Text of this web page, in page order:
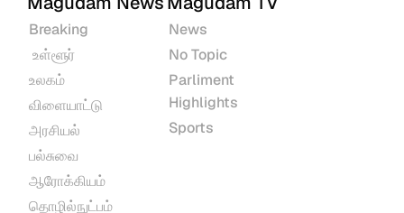
Breaking
உள்ளூர்
உலகம்
விளையாட்டு
அரசியல்
பல்சுவை
ஆரோக்கியம்
தொழில்நுட்பம்
News
No Topic
Parliment
Highlights
Sports